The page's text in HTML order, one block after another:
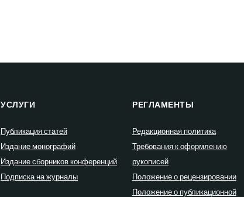
УСЛУГИ
Публикация статей
Издание монографий
Издание сборников конференций
Подписка на журналы
РЕГЛАМЕНТЫ
Редакционная политика
Требования к оформлению
рукописей
Положение о рецензировании
Положение о публикационной